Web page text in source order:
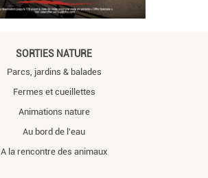
SORTIES NATURE
Parcs, jardins & balades
Fermes et cueillettes
Animations nature
Au bord de l'eau
A la rencontre des animaux